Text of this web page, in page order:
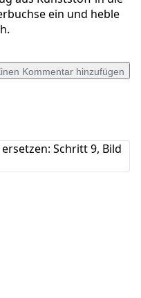
ein und heble
Kommentar hinzufügen